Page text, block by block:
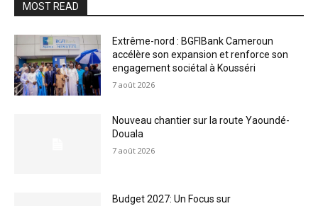
MOST READ
Extrême-nord : BGFIBank Cameroun
accélère son expansion et renforce son
engagement sociétal à Kousséri
7 août 2026
Nouveau chantier sur la route Yaoundé-
Douala
7 août 2026
Budget 2027: Un Focus sur